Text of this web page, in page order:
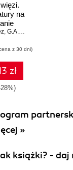
na
i
, G.A. Bradshaw
z 30 dni)
zł
»
książki? - daj